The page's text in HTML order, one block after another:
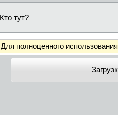
Кто тут?
Для полноценного